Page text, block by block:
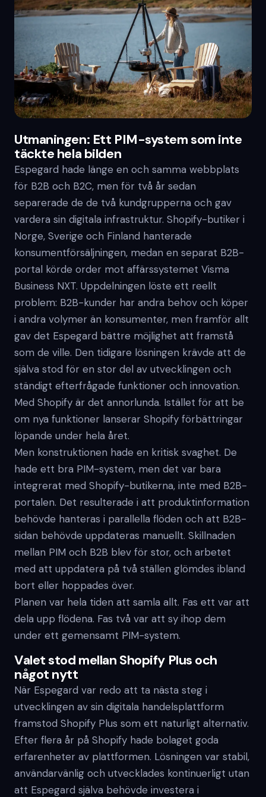
Utmaningen: Ett PIM-system som inte
täckte hela bilden
Espegard hade länge en och samma webbplats
för B2B och B2C, men för två år sedan
separerade de de två kundgrupperna och gav
vardera sin digitala infrastruktur. Shopify-butiker i
Norge, Sverige och Finland hanterade
konsumentförsäljningen, medan en separat B2B-
portal körde order mot affärssystemet Visma
Business NXT. Uppdelningen löste ett reellt
problem: B2B-kunder har andra behov och köper
i andra volymer än konsumenter, men framför allt
gav det Espegard bättre möjlighet att framstå
som de ville. Den tidigare lösningen krävde att de
själva stod för en stor del av utvecklingen och
ständigt efterfrågade funktioner och innovation.
Med Shopify är det annorlunda. Istället för att be
om nya funktioner lanserar Shopify förbättringar
löpande under hela året.
Men konstruktionen hade en kritisk svaghet. De
hade ett bra PIM-system, men det var bara
integrerat med Shopify-butikerna, inte med B2B-
portalen. Det resulterade i att produktinformation
behövde hanteras i parallella flöden och att B2B-
sidan behövde uppdateras manuellt. Skillnaden
mellan PIM och B2B blev för stor, och arbetet
med att uppdatera på två ställen glömdes ibland
bort eller hoppades över.
Planen var hela tiden att samla allt. Fas ett var att
dela upp flödena. Fas två var att sy ihop dem
under ett gemensamt PIM-system.
Valet stod mellan Shopify Plus och
något nytt
När Espegard var redo att ta nästa steg i
utvecklingen av sin digitala handelsplattform
framstod Shopify Plus som ett naturligt alternativ.
Efter flera år på Shopify hade bolaget goda
erfarenheter av plattformen. Lösningen var stabil,
användarvänlig och utvecklades kontinuerligt utan
att Espegard själva behövde investera i